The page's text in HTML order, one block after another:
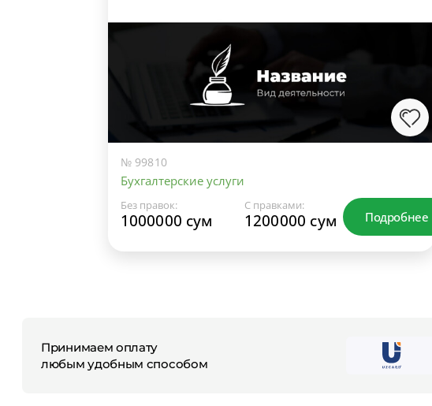
№ 99810
Бухгалтерские услуги
Без правок:
1000000 сум
С правками:
1200000 сум Подробнее
Принимаем оплату
любым удобным способом